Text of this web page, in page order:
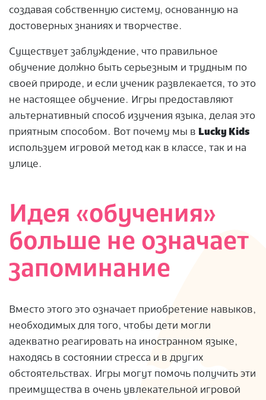
создавая собственную систему, основанную на
достоверных знаниях и творчестве.
Существует заблуждение, что правильное
обучение должно быть серьезным и трудным по
своей природе, и если ученик развлекается, то это
не настоящее обучение. Игры предоставляют
альтернативный способ изучения языка, делая это
приятным способом. Вот почему мы в Lucky Kids
используем игровой метод как в классе, так и на
улице.
Идея «обучения»
больше не означает
запоминание
Вместо этого это означает приобретение навыков,
необходимых для того, чтобы дети могли
адекватно реагировать на иностранном языке,
находясь в состоянии стресса и в других
обстоятельствах. Игры могут помочь получить эти
преимущества в очень увлекательной игровой